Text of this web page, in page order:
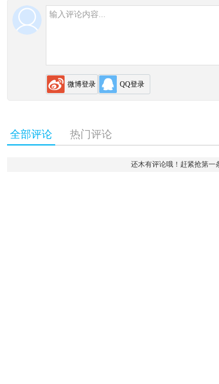
半儒先生——陈
东帆
诗心造境——黄
微博登录 QQ登录
全部评论 热门评论
还木有评论哦！赶紧抢第一